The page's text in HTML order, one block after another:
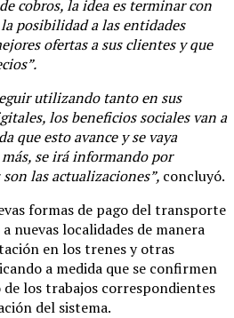
cobros, la idea es terminar con
posibilidad a las entidades
ofertas a sus clientes y que
utilizando tanto en sus
los beneficios sociales van a
que esto avance y se vaya
se irá informando por
las actualizaciones”, concluyó.
formas de pago del transporte
nuevas localidades de manera
en los trenes y otras
a medida que se confirmen
de los trabajos correspondientes
del sistema.